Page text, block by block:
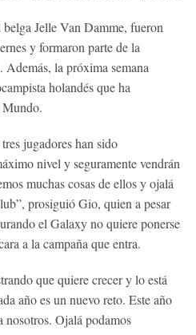
Jelle Van Damme, fueron
y formaron parte de la
la próxima semana
holandés que ha
Mundo.
jugadores han sido
nivel y seguramente vendrán
muchas cosas de ellos y ojalá
prosiguió Gio, quien a pesar
el Galaxy no quiere ponerse
a la campaña que entra.
que quiere crecer y lo está
año es un nuevo reto. Este año
nosotros. Ojalá podamos